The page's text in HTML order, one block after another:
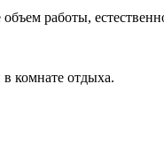
работы,
комнате отдыха.